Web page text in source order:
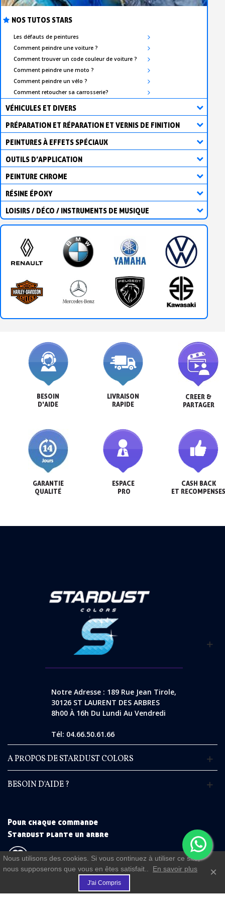
NOS TUTOS STARS
Les défauts de peintures
Comment peindre une voiture ?
Comment trouver un code couleur de voiture ?
Comment peindre une moto ?
Comment peindre un vélo ?
Comment retoucher sa carrosserie?
VÉHICULES ET DIVERS
PRÉPARATION ET RÉPARATION ET VERNIS DE FINITION
PEINTURES À EFFETS SPÉCIAUX
OUTILS D’APPLICATION
PEINTURE CHROME
RÉSINE ÉPOXY
LOISIRS / DÉCO / INSTRUMENTS DE MUSIQUE
BESOIN
D'AIDE
LIVRAISON
RAPIDE
CREER &
PARTAGER
GARANTIE
QUALITÉ
ESPACE
PRO
CASH BACK
ET
Notre Adresse : 189 Rue Jean Tirole,
30126 ST LAURENT DES ARBRES
8h00 À 16h Du Lundi Au Vendredi
Tél: 04.66.50.61.66
A PROPOS DE STARDUST COLORS
BESOIN D'AIDE ?
Pour chaque commande
Stardust plante un arbre
€
Nous utilisons des cookies. Si vous continuez à utiliser ce site,
nous supposerons que vous en êtes satisfait..
En savoir plus
J'ai Compris
×